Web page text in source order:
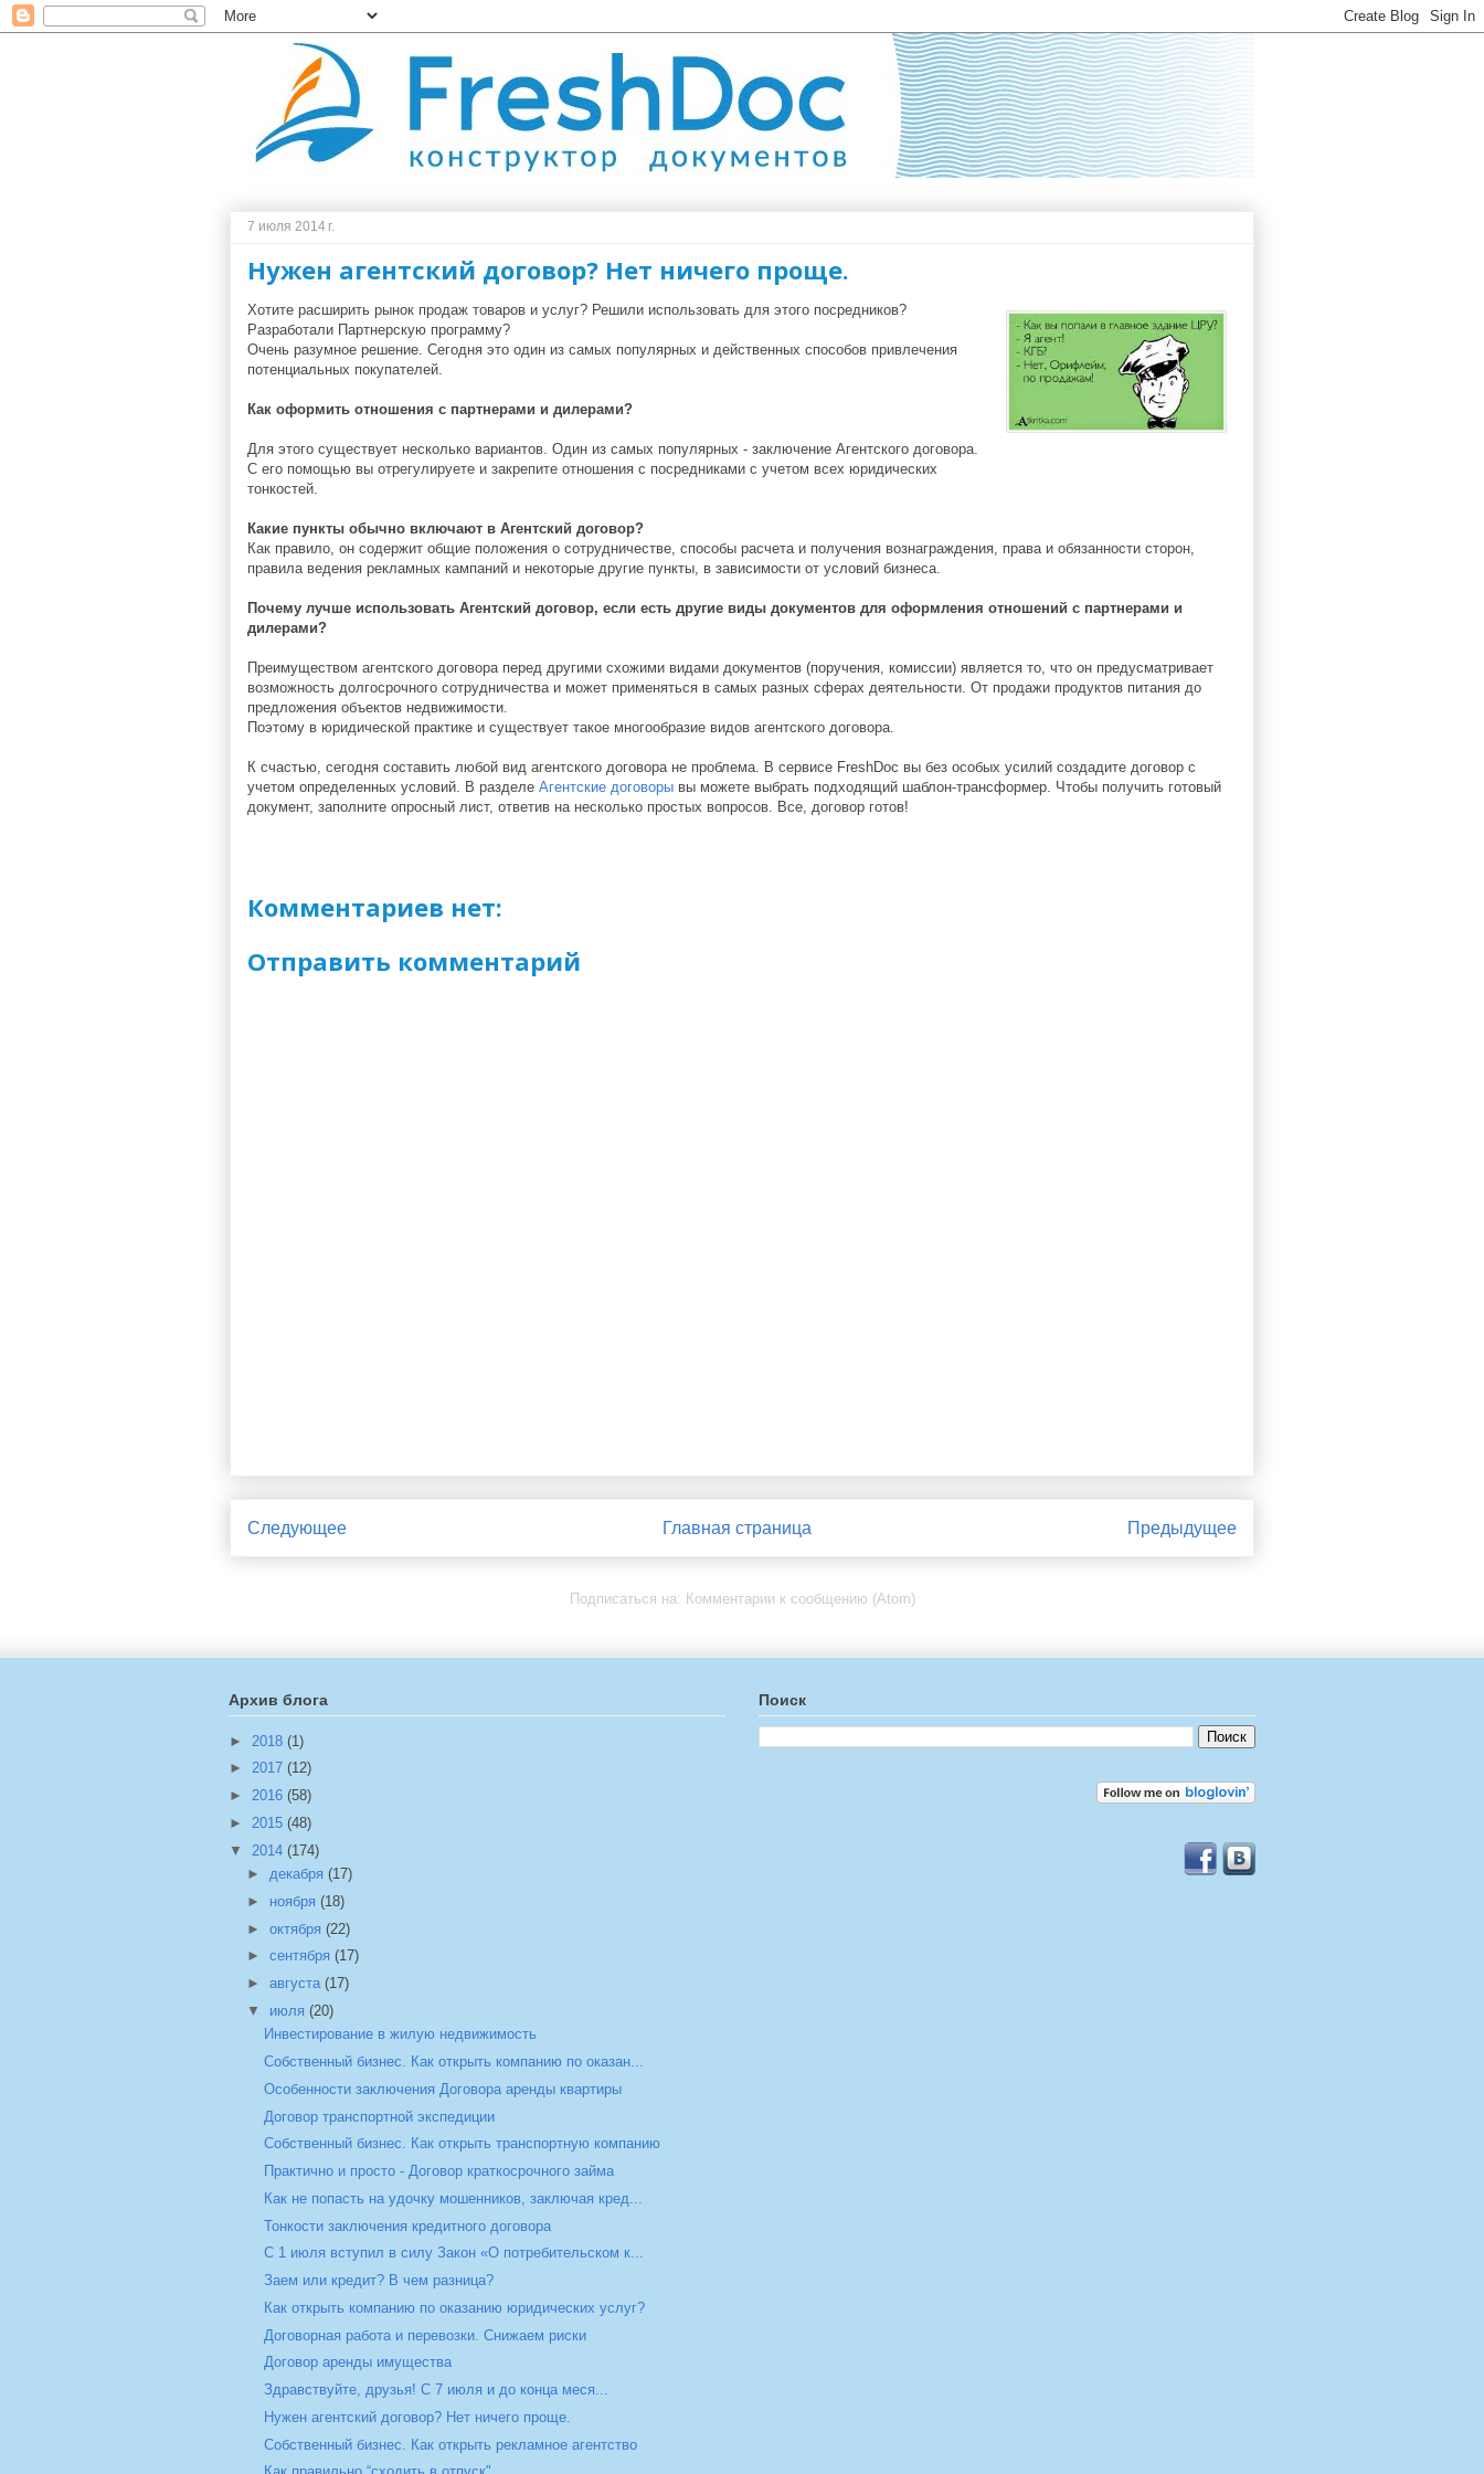
7 июля 2014 г.
Нужен агентский договор? Нет ничего проще.
Хотите расширить рынок продаж товаров и услуг? Решили использовать для этого посредников?
Разработали Партнерскую программу?
Очень разумное решение. Сегодня это один из самых популярных и действенных способов привлечения
потенциальных покупателей.
Как оформить отношения с партнерами и дилерами?
Для этого существует несколько вариантов. Один из самых популярных - заключение Агентского договора.
С его помощью вы отрегулируете и закрепите отношения с посредниками с учетом всех юридических
тонкостей.
Какие пункты обычно включают в Агентский договор?
Как правило, он содержит общие положения о сотрудничестве, способы расчета и получения вознаграждения, права и обязанности сторон,
правила ведения рекламных кампаний и некоторые другие пункты, в зависимости от условий бизнеса.
Почему лучше использовать Агентский договор, если есть другие виды документов для оформления отношений с партнерами и
дилерами?
Преимуществом агентского договора перед другими схожими видами документов (поручения, комиссии) является то, что он предусматривает
возможность долгосрочного сотрудничества и может применяться в самых разных сферах деятельности. От продажи продуктов питания до
предложения объектов недвижимости.
Поэтому в юридической практике и существует такое многообразие видов агентского договора.
К счастью, сегодня составить любой вид агентского договора не проблема. В сервисе FreshDoc вы без особых усилий создадите договор с
учетом определенных условий. В разделе Агентские договоры вы можете выбрать подходящий шаблон-трансформер. Чтобы получить готовый
документ, заполните опросный лист, ответив на несколько простых вопросов. Все, договор готов!
Комментариев нет:
Отправить комментарий
Следующее Предыдущее
Главная страница
Подписаться на: Комментарии к сообщению (Atom)
Архив блога
► 2018 (1)
► 2017 (12)
► 2016 (58)
► 2015 (48)
▼ 2014 (174)
► декабря (17)
► ноября (18)
► октября (22)
► сентября (17)
► августа (17)
▼ июля (20)
Инвестирование в жилую недвижимость
Собственный бизнес. Как открыть компанию по оказан...
Особенности заключения Договора аренды квартиры
Договор транспортной экспедиции
Собственный бизнес. Как открыть транспортную компанию
Практично и просто - Договор краткосрочного займа
Как не попасть на удочку мошенников, заключая кред...
Тонкости заключения кредитного договора
С 1 июля вступил в силу Закон «О потребительском к...
Заем или кредит? В чем разница?
Как открыть компанию по оказанию юридических услуг?
Договорная работа и перевозки. Снижаем риски
Договор аренды имущества
Здравствуйте, друзья! С 7 июля и до конца меся...
Нужен агентский договор? Нет ничего проще.
Собственный бизнес. Как открыть рекламное агентство
Поиск